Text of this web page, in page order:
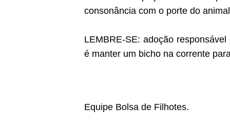
consonância com o porte do
LEMBRE-SE: adoção
é manter um bicho na corrente
Equipe Bolsa de Filhotes.